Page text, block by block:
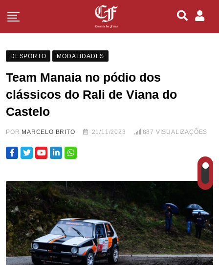
DESPORTO MODALIDADES
Team Manaia no pódio dos
clássicos do Rali de Viana do
Castelo
POR MARCELO BRITO 21/11/2023 887 VISUALIZAÇÕES